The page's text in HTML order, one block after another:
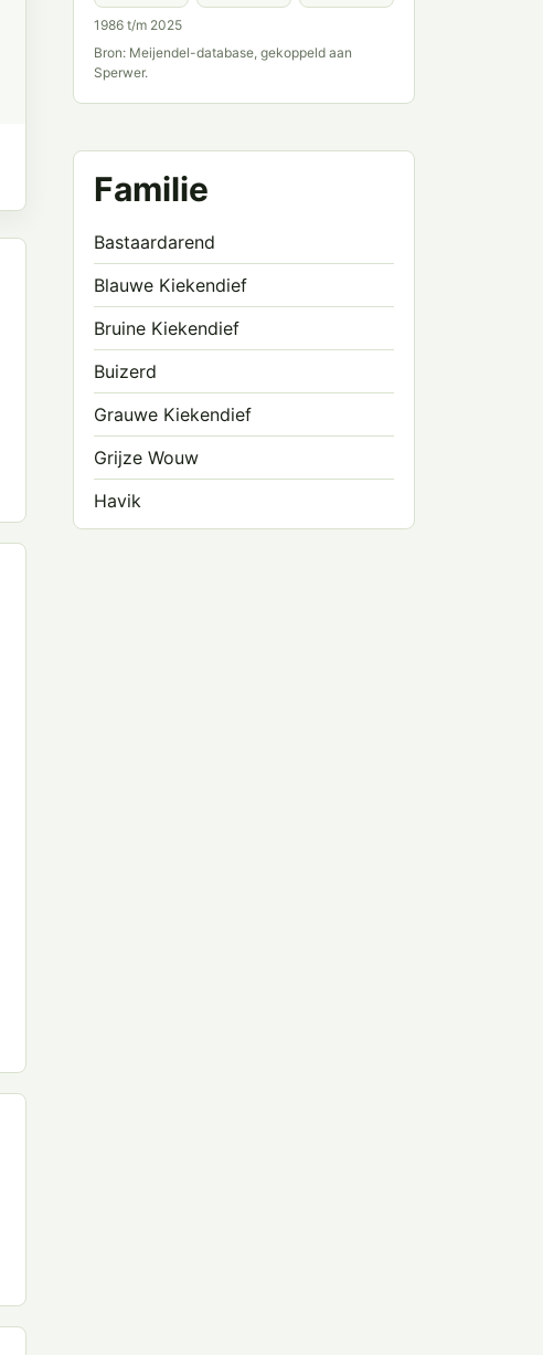
1986 t/m 2025
Bron: Meijendel-database, gekoppeld aan
Sperwer.
Familie
Bastaardarend
Blauwe Kiekendief
Bruine Kiekendief
Buizerd
Grauwe Kiekendief
Grijze Wouw
Havik